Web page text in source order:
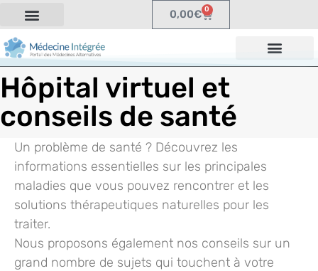
0,00€ 0
Hôpital virtuel et
conseils de santé
Un problème de santé ? Découvrez les
informations essentielles sur les principales
maladies que vous pouvez rencontrer et les
solutions thérapeutiques naturelles pour les
traiter.
Nous proposons également nos conseils sur un
grand nombre de sujets qui touchent à votre